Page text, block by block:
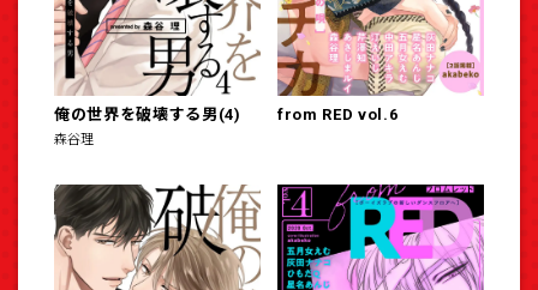
俺の世界を破壊する男(4)
森谷理
from RED vol.6